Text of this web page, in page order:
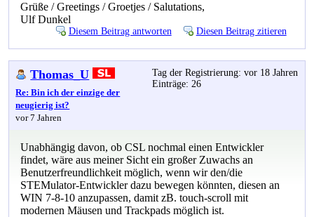
Grüße / Greetings / Groetjes / Salutations,
Ulf Dunkel
Diesem Beitrag antworten Diesen Beitrag zitieren
Thomas_U
Re: Bin ich der einzige der
neugierig ist?
vor 7 Jahren
Tag der Registrierung: vor 18 Jahren
Einträge: 26
Unabhängig davon, ob CSL nochmal einen Entwickler
findet, wäre aus meiner Sicht ein großer Zuwachs an
Benutzerfreundlichkeit möglich, wenn wir den/die
STEMulator-Entwickler dazu bewegen könnten, diesen an
WIN 7-8-10 anzupassen, damit zB. touch-scroll mit
modernen Mäusen und Trackpads möglich ist.